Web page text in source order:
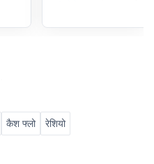
कैश फ्लो रेशियो